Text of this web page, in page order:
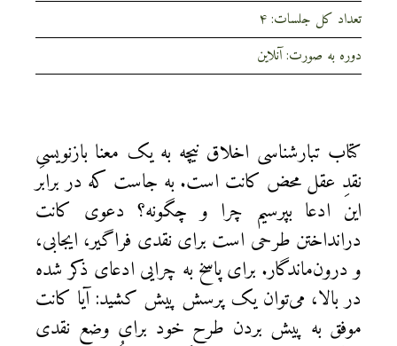
تعداد کل جلسات: ۴
دوره به صورت: آنلاین
کتاب تبارشناسی اخلاق نیچه به یک معنا بازنویسیِ
نقدِ عقل محض کانت است. به‌ جاست که در برابر
این ادعا بپرسیم چرا و چگونه؟ دعوی کانت
درانداختن طرحی است برای نقدی فراگیر، ایجابی،
و درون‌ماندگار. برای پاسخ به چرایی ادعای ذکر شده
در بالا، می‌توان یک پرسش پیش کشید: آیا کانت
موفق به پیش بردن طرح خود برای وضع نقدی